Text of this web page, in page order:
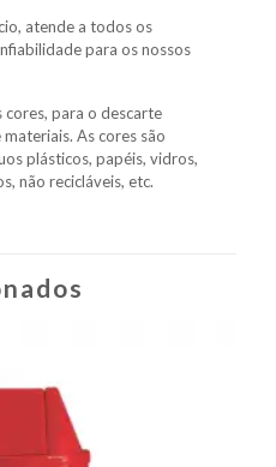
atende a todos os
para os nossos
para o descarte
As cores são
plásticos, papéis, vidros,
não recicláveis, etc.